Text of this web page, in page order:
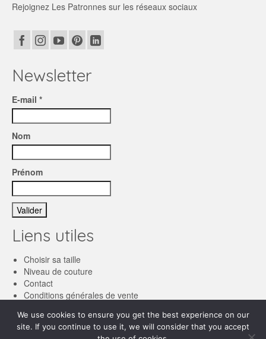
Rejoignez Les Patronnes sur les réseaux sociaux
Newsletter
E-mail *
Nom
Prénom
Liens utiles
Choisir sa taille
Niveau de couture
Contact
Conditions générales de vente
We use cookies to ensure you get the best experience on our
site. If you continue to use it, we will consider that you accept